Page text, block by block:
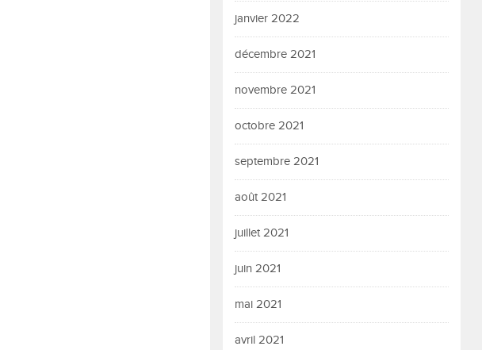
janvier 2022
décembre 2021
novembre 2021
octobre 2021
septembre 2021
août 2021
juillet 2021
juin 2021
mai 2021
avril 2021